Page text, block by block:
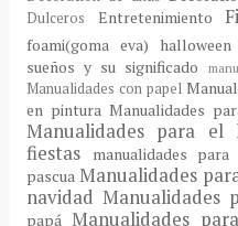
Dulceros Entretenimiento
foami(goma eva) halloween
sueños y su significado
Manualidades con papel
en pinturaManualidades
Manualidades para el
fiestas
manualidades
pascua Manualidades
navidadManualidades
papá Manualidades